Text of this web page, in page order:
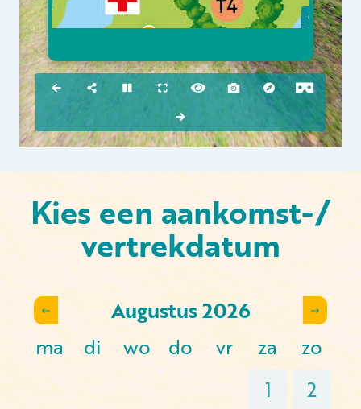
Kies een aankomst-/
vertrekdatum
Augustus2026
ma di wo do vr za
zo
1
2